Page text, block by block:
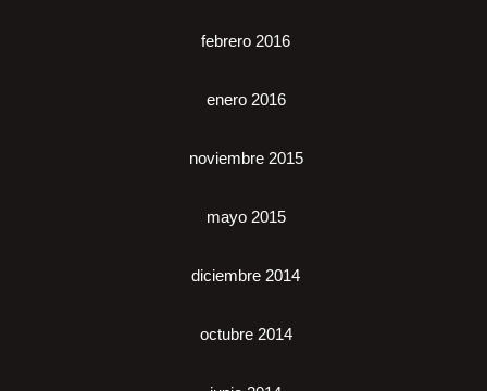
febrero 2016
enero 2016
noviembre 2015
mayo 2015
diciembre 2014
octubre 2014